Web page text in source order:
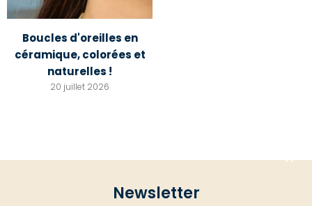
Boucles d'oreilles en
céramique, colorées et
naturelles !
20 juillet 2026
Newsletter